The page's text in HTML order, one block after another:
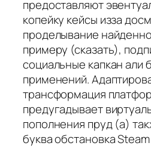
предоставляют
копейку кейсы изза
проделывание
примеру (сказать),
социальные капкан али
применений.
трансформация
предугадывает
пополнения пруд (а)
буква обстановка